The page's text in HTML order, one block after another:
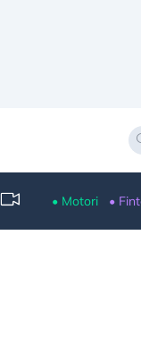
• Motori •